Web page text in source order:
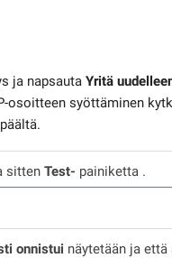
ja napsauta Yritä
osoitteen syöttäminen
sitten Test- painiketta .
onnistui näytetään ja